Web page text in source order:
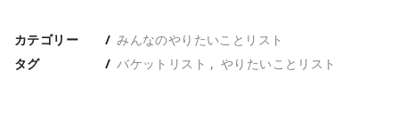
カテゴリー
みんなのやりたいことリスト
タグ
バケットリスト やりたいことリスト